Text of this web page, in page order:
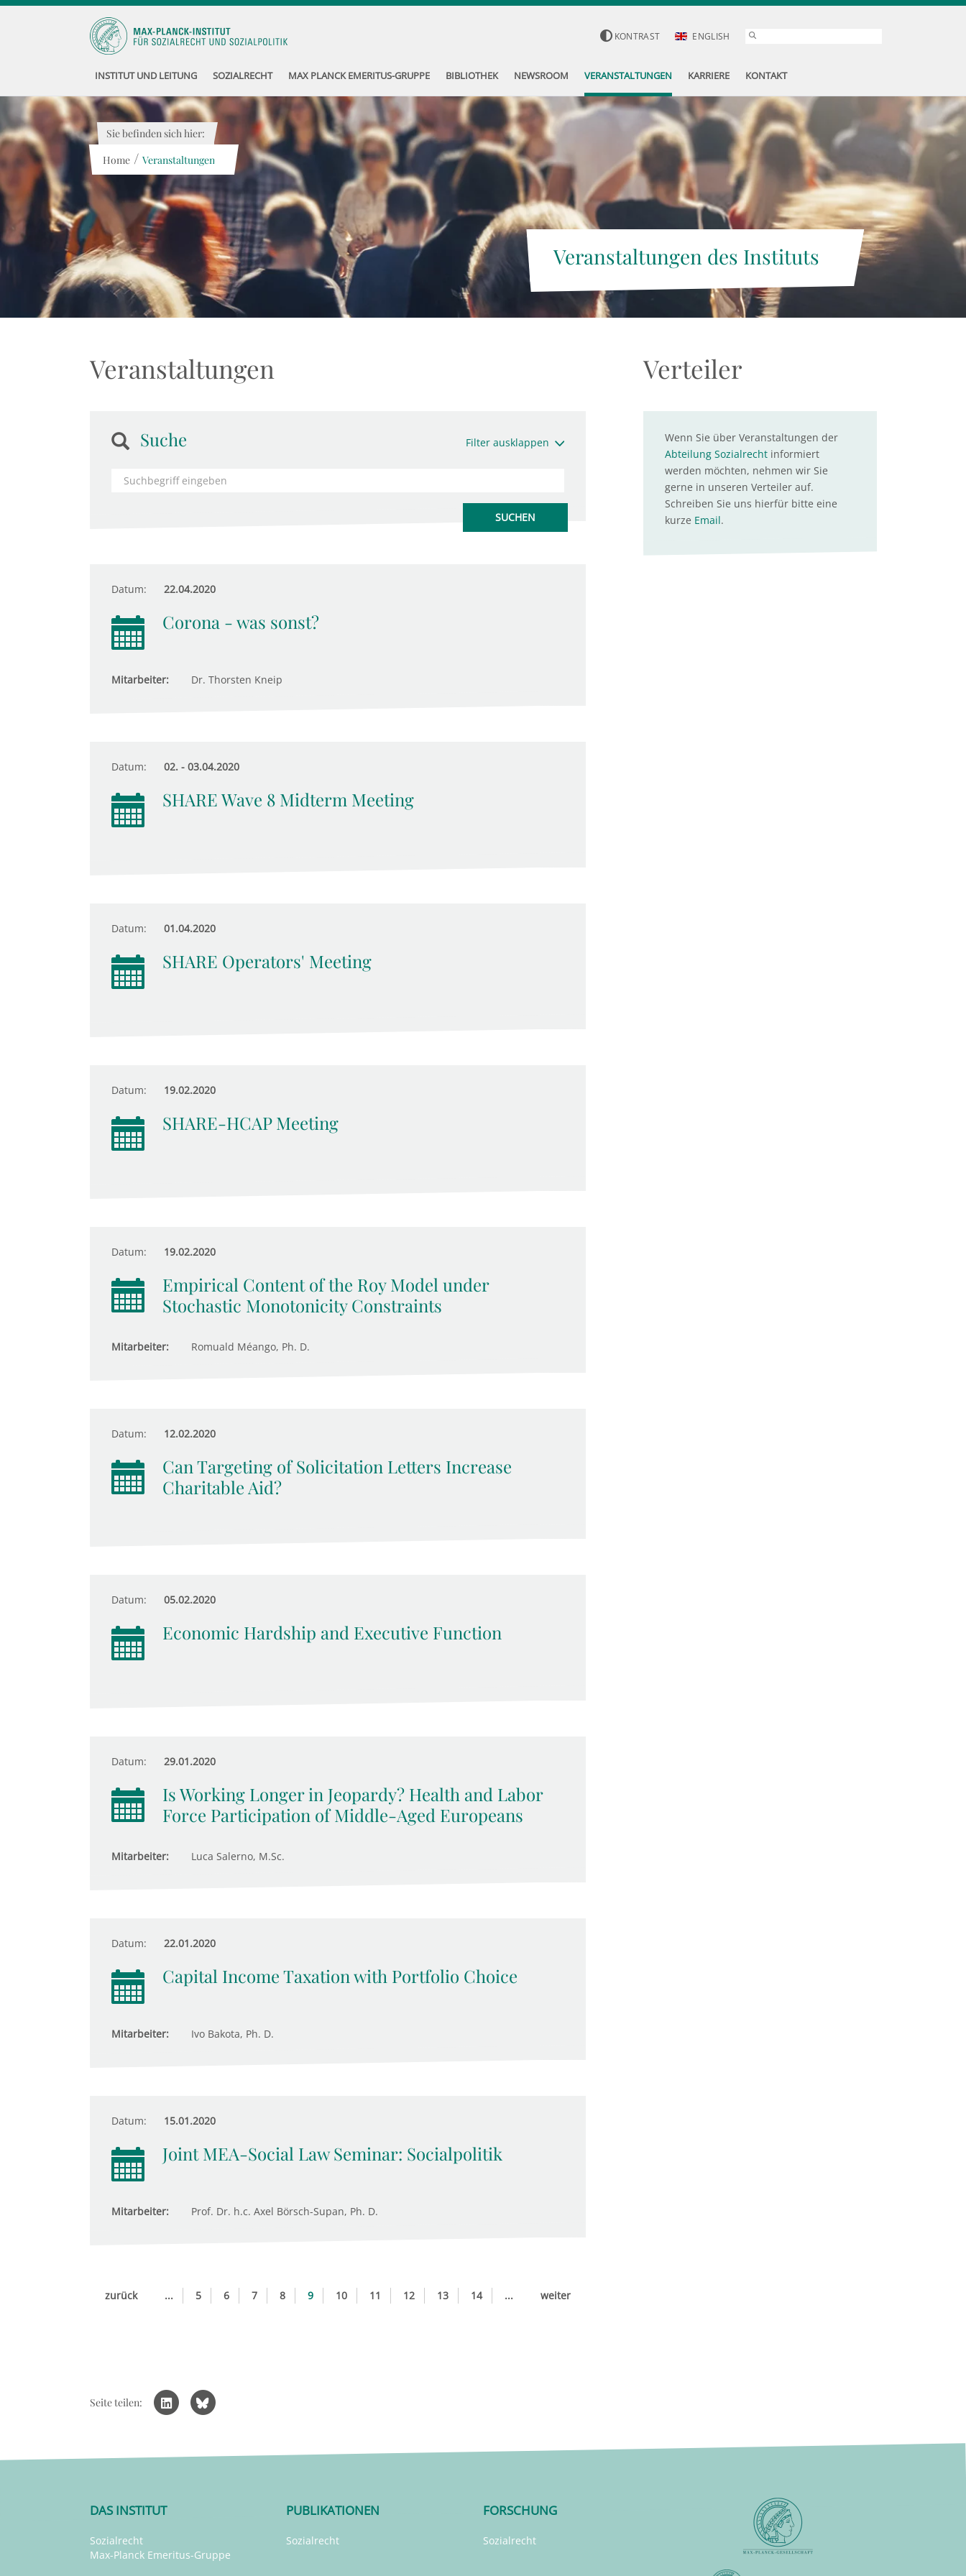
KONTRAST ENGLISH
INSTITUT UND LEITUNG SOZIALRECHT MAX PLANCK EMERITUS-GRUPPE BIBLIOTHEK NEWSROOM VERANSTALTUNGEN KARRIERE KONTAKT
Veranstaltungen des Instituts
Sie befinden sich hier:
Home / Veranstaltungen
Veranstaltungen
Suche Filter ausklappen
Datum: 22.04.2020
Corona - was sonst?
Mitarbeiter: Dr. Thorsten Kneip
Datum: 02. - 03.04.2020
SHARE Wave 8 Midterm Meeting
Datum: 01.04.2020
SHARE Operators' Meeting
Datum: 19.02.2020
SHARE-HCAP Meeting
Datum: 19.02.2020
Empirical Content of the Roy Model under
Stochastic Monotonicity Constraints
Mitarbeiter: Romuald Méango, Ph. D.
Datum: 12.02.2020
Can Targeting of Solicitation Letters Increase
Charitable Aid?
Datum: 05.02.2020
Economic Hardship and Executive Function
Datum: 29.01.2020
Is Working Longer in Jeopardy? Health and Labor
Force Participation of Middle-Aged Europeans
Mitarbeiter: Luca Salerno, M.Sc.
Datum: 22.01.2020
Capital Income Taxation with Portfolio Choice
Mitarbeiter: Ivo Bakota, Ph. D.
Datum: 15.01.2020
Joint MEA-Social Law Seminar: Socialpolitik
Mitarbeiter: Prof. Dr. h.c. Axel Börsch-Supan, Ph. D.
zurück ... 5 6 7 8 9 10 11 12 13 14 ... weiter
Verteiler
Wenn Sie über Veranstaltungen der
Abteilung Sozialrechtinformiert
werden möchten, nehmen wir Sie
gerne in unseren Verteiler auf.
Schreiben Sie uns hierfür bitte eine
kurze Email.
Seite teilen:
DAS INSTITUT
Sozialrecht
Max-Planck Emeritus-Gruppe
PUBLIKATIONEN
Sozialrecht
FORSCHUNG
Sozialrecht